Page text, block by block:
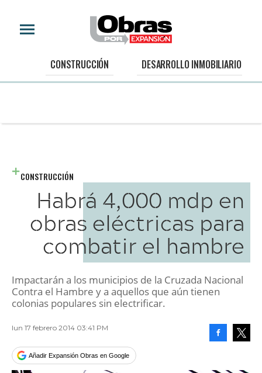
CONSTRUCCIÓN DESARROLLO INMOBILIARIO
CONSTRUCCIÓN
Habrá 4,000 mdp en
obras eléctricas para
combatir el hambre
Impactarán a los municipios de la Cruzada Nacional
Contra el Hambre y a aquellos que aún tienen
colonias populares sin electrificar.
lun 17 febrero 2014 03:41 PM
Añadir Expansión Obras en Google